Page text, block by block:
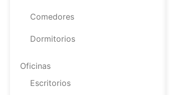
Comedores
Dormitorios
Oficinas
Escritorios